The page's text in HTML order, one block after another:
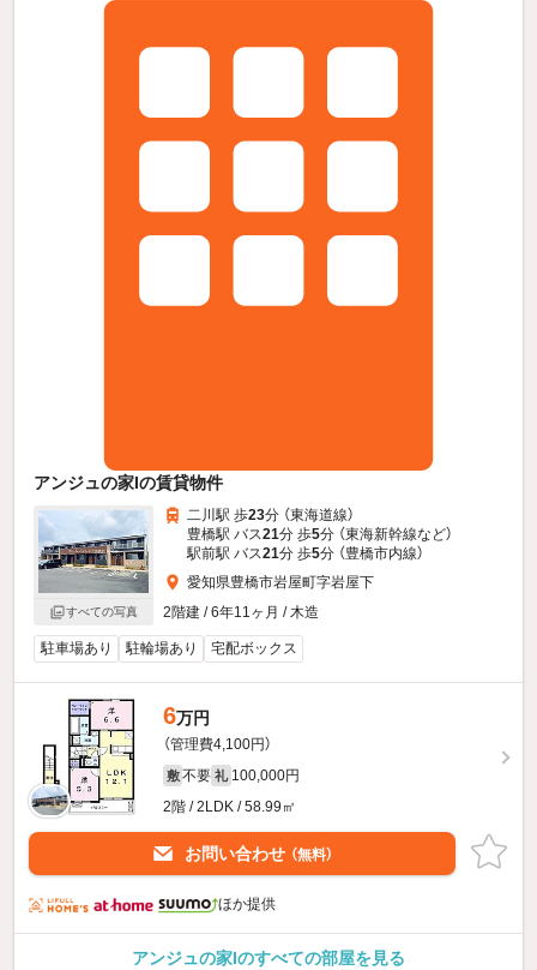
アンジュの家Iの賃貸物件
すべての写真
二川駅 歩23分 （東海道線）
豊橋駅 バス21分 歩5分 （東海新幹線など）
駅前駅 バス21分 歩5分 （豊橋市内線）
愛知県豊橋市岩屋町字岩屋下
2階建 / 6年11ヶ月 / 木造
駐車場あり 駐輪場あり 宅配ボックス
6万円
（管理費4,100円）
敷 不要 礼 100,000円
2階 / 2LDK / 58.99㎡
お問い合わせ （無料）
ほか提供
アンジュの家Iのすべての部屋を見る